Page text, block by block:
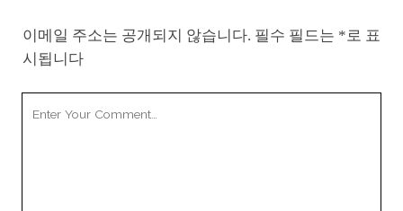
이메일 주소는 공개되지 않습니다. 필수 필드는 * 로 표
시됩니다